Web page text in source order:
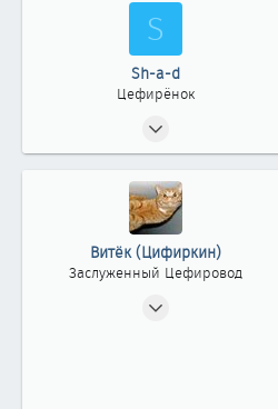
S
Sh-a-d
Цефирёнок
29
большая деревня Омск
Витёк (Цифиркин)
Заслуженный Цефировод